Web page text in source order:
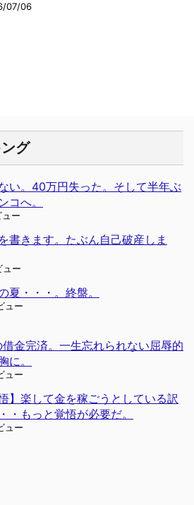
07/06
グ
い。40万円失った。そして半年ぶ
コへ。
ュー
書きます。たぶん自己破産しま
ュー
夏・・・。終盤。
ュー
借金完済。一生忘れられない屈辱的
に。
ュー
悟】楽して金を稼ごうとしている訳
・もっと覚悟が必要だ。
ュー